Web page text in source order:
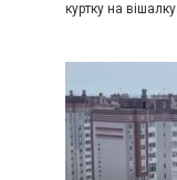
куртку на